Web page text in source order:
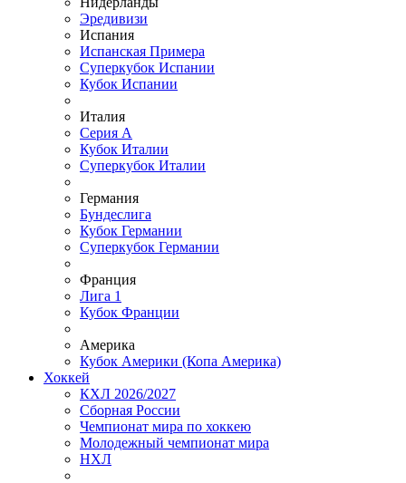
Эредивизи
Испания
Испанская Примера
Суперкубок Испании
Кубок Испании
Италия
Серия А
Кубок Италии
Суперкубок Италии
Германия
Бундеслига
Кубок Германии
Суперкубок Германии
Франция
Лига 1
Кубок Франции
Америка
Кубок Америки (Копа Америка)
Хоккей
КХЛ 2026/2027
Сборная России
Чемпионат мира по хоккею
Молодежный чемпионат мира
НХЛ